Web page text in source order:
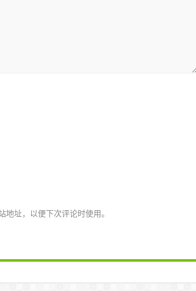
址，以便下次评论时使用。